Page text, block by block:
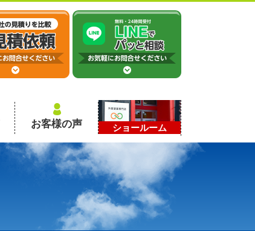
お客様の声 ショールーム